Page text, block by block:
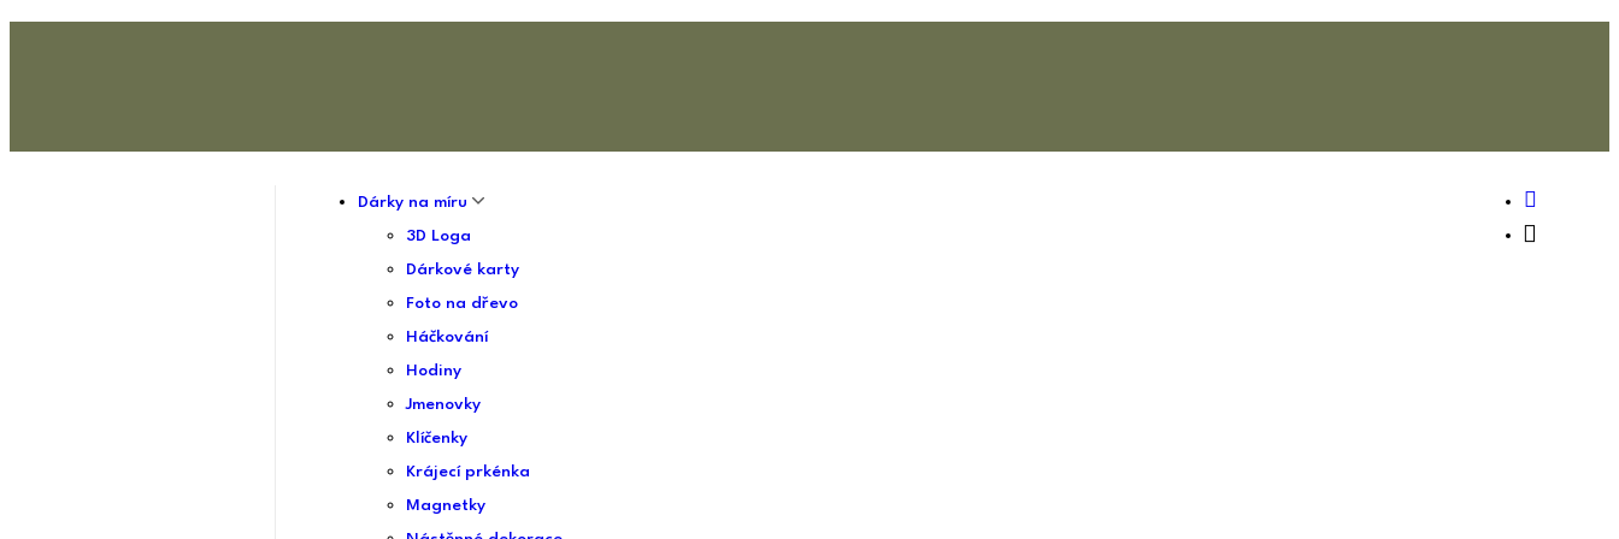
Dárky na míru
3D Loga
Dárkové karty
Foto na dřevo
Háčkování
Hodiny
Jmenovky
Klíčenky
Krájecí prkénka
Magnetky